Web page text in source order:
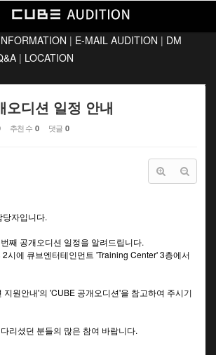
| E-MAIL AUDITION | DM
| LOCATION
오디션 일정 안내
추천 수 0 댓글 0
자입니다.
째 공개오디션 일정을 알려드립니다.
시에 큐브엔터테인먼트 'Training Center' 3층에서
지원안내'의 'CUBE 공개오디션'을 참고하여 주시기
리셨던 분들의 많은 참여 바랍니다.